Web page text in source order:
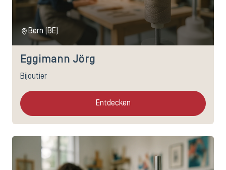
Bern (BE)
Eggimann Jörg
Bijoutier
Entdecken